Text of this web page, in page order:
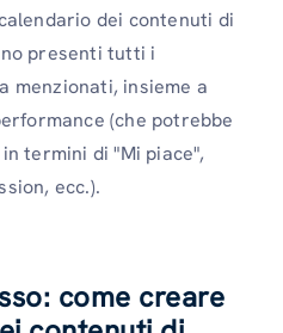
dei contenuti di
presenti tutti i
menzionati, insieme a
(che potrebbe
termini di "Mi piace",
ecc.).
come creare